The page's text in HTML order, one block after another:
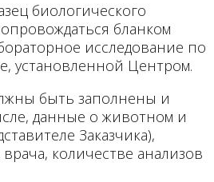
биологического
бланком
исследование по
установленной Центром.
быть заполнены и
данные о животном и
Заказчика),
количестве анализов